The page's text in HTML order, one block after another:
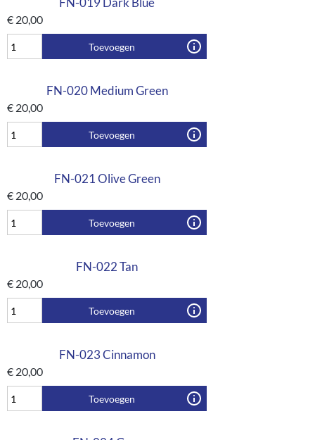
€ 20,00
Toevoegen
FN-020 Medium Green
€ 20,00
Toevoegen
FN-021 Olive Green
€ 20,00
Toevoegen
FN-022 Tan
€ 20,00
Toevoegen
FN-023 Cinnamon
€ 20,00
Toevoegen